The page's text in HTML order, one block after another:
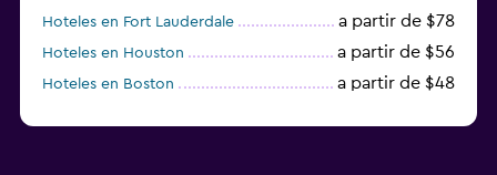
Hoteles en Fort Lauderdale a partir de $78
Hoteles en Houston a partir de $56
Hoteles en Boston a partir de $48